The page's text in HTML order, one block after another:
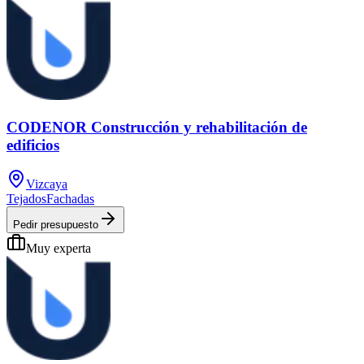
CODENOR Construcción y rehabilitación de
edificios
Vizcaya
TejadosFachadas
Pedir presupuesto
Muy experta